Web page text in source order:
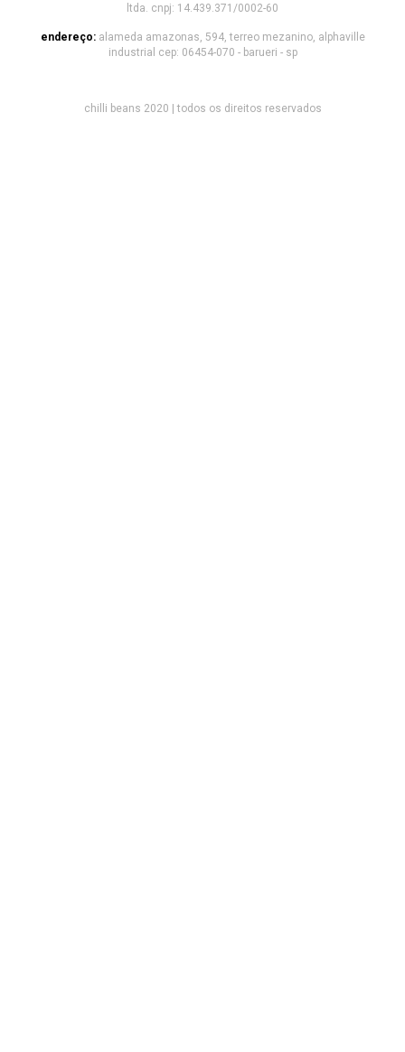
ltda. cnpj: 14.439.371/0002-60
endereço: alameda amazonas, 594, terreo mezanino, alphaville
industrial cep: 06454-070 - barueri - sp
chilli beans 2020 | todos os direitos reservados